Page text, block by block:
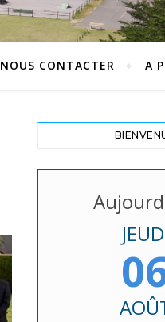
NOUS CONTACTER A